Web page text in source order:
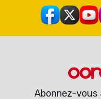
Abonnez-